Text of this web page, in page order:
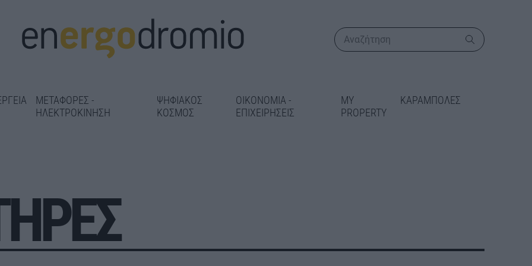
ΜΕΤΑΦΟΡΕΣ -
ΗΛΕΚΤΡΟΚΙΝΗΣΗ
ΨΗΦΙΑΚΟΣ
ΚΟΣΜΟΣ
ΟΙΚΟΝΟΜΙΑ -
ΕΠΙΧΕΙΡΗΣΕΙΣ
MY
PROPERTY
ΚΑΡΑΜΠΟΛΕΣ
η
Μαρούσι: «Λίφτινγκ» σε 14
Εθνικό Πρόγραμμα